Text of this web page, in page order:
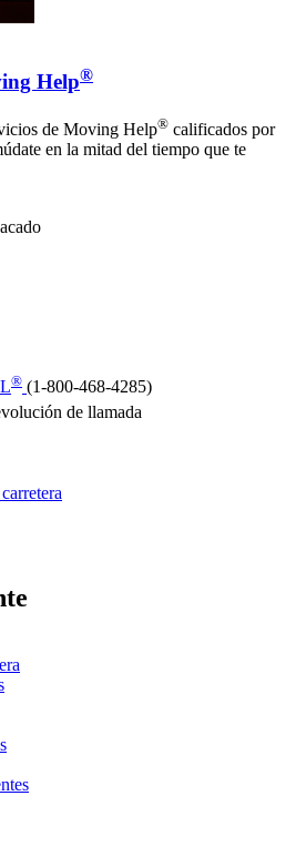
Help®
de Moving Help® calificados por
en la mitad del tiempo que te
® (1-800-468-4285)
de llamada